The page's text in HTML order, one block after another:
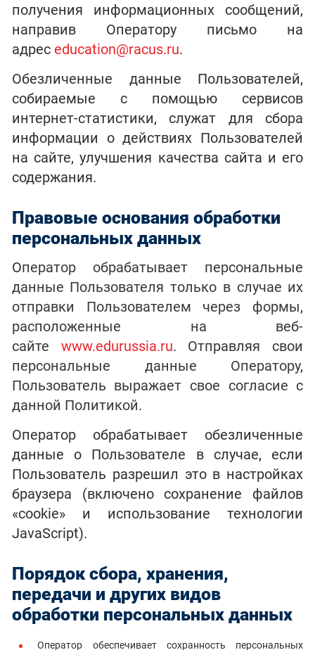
получения информационных сообщений,
направив Оператору письмо на
адрес education@racus.ru.
Обезличенные данные Пользователей,
собираемые с помощью сервисов
интернет-статистики, служат для сбора
информации о действиях Пользователей
на сайте, улучшения качества сайта и его
содержания.
Правовые основания обработки
персональных данных
Оператор обрабатывает персональные
данные Пользователя только в случае их
отправки Пользователем через формы,
расположенные на веб-
сайте www.edurussia.ru. Отправляя свои
персональные данные Оператору,
Пользователь выражает свое согласие с
данной Политикой.
Оператор обрабатывает обезличенные
данные о Пользователе в случае, если
Пользователь разрешил это в настройках
браузера (включено сохранение файлов
«cookie» и использование технологии
JavaScript).
Порядок сбора, хранения,
передачи и других видов
обработки персональных данных
Оператор обеспечивает сохранность персональных